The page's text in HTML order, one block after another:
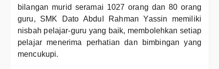
bilangan murid seramai 1027 orang dan 80 orang
guru, SMK Dato Abdul Rahman Yassin memiliki
nisbah pelajar-guru yang baik, membolehkan setiap
pelajar menerima perhatian dan bimbingan yang
mencukupi.